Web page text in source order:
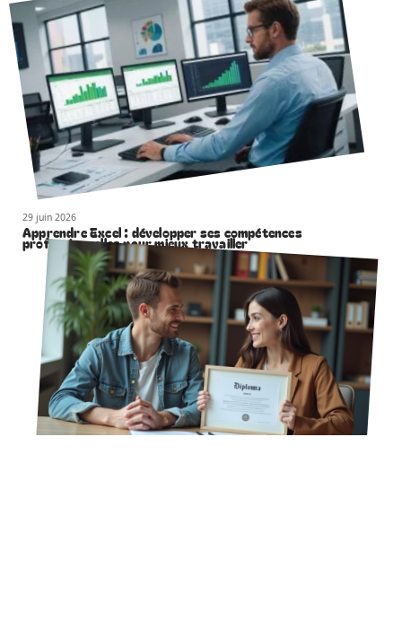
29 juin 2026
Apprendre Excel : développer ses compétences
professionnelles pour mieux travailler